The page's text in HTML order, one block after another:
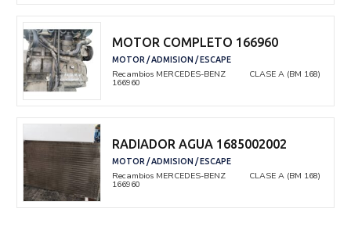
MOTOR COMPLETO 166960
MOTOR / ADMISION / ESCAPE
Recambios MERCEDES-BENZ CLASE A (BM 168)
166960
RADIADOR AGUA 1685002002
MOTOR / ADMISION / ESCAPE
Recambios MERCEDES-BENZ CLASE A (BM 168)
166960